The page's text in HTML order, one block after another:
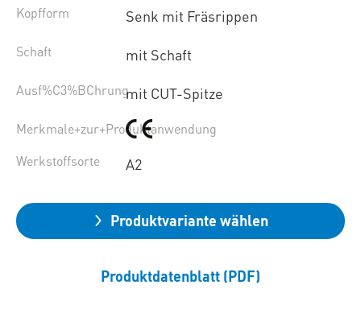
Kopfform Senk mit Fräsrippen
Schaft mit Schaft
Ausf%C3%BChrungmit CUT-Spitze
Merkmale+zur+Produktanwendung
Werkstoffsorte
A2
Produktvariante wählen
Produktdatenblatt (PDF)